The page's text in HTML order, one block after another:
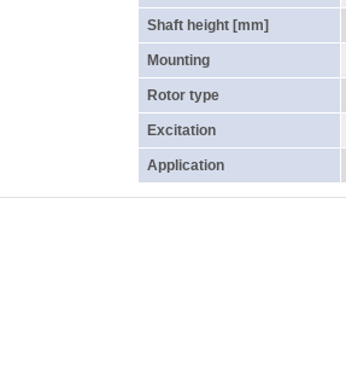
Shaft height [mm]
Mounting
Rotor type
Excitation
Application